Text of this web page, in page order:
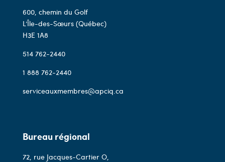
600, chemin du Golf
L’Île-des-Sœurs (Québec)
H3E 1A8
514 762-2440
1 888 762-2440
serviceauxmembres@apciq.ca
Bureau régional
72, rue Jacques-Cartier O,